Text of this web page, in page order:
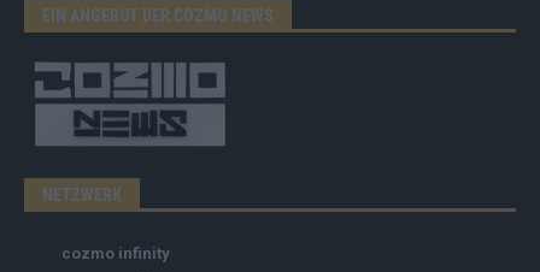
EIN ANGEBOT DER COZMO NEWS
NETZWERK
cozmo infinity